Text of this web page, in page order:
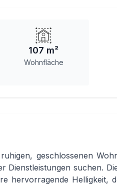
107 m²
Wohnfläche
geschlossenen
Dienstleistungen suchen.
hervorragende Helligkeit,